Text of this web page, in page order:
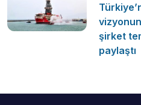
şirket
paylaştı